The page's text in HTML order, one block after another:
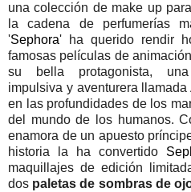
una colección de make up
la cadena de perfumerías
'Sephora' ha querido rendir
famosas películas de
su bella protagonista, una
impulsiva y aventurera
en las profundidades de los
del mundo de los humanos.
enamora de un apuesto
historia la ha convertido
maquillajes de edición
dos paletas de sombras de